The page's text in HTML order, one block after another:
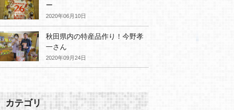
ー
2020年06月10日
秋田県内の特産品作り！今野孝
一さん
2020年09月24日
カテゴリ